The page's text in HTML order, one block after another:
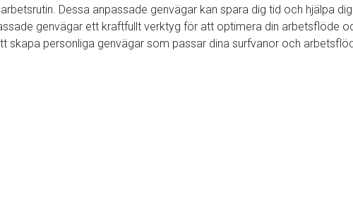
Dessa anpassade genvägar kan spara dig tid och hjälpa
genvägar ett kraftfullt verktyg för att optimera din arbetsflöde
skapa personliga genvägar som passar dina surfvanor och